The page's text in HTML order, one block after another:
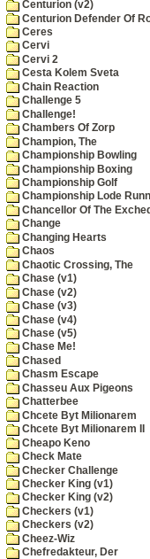
Centurion (v2)
Centurion Defender Of
Ceres
Cervi
Cervi 2
Cesta Kolem Sveta
Chain Reaction
Challenge 5
Challenge!
Chambers Of Zorp
Champion, The
Championship Bowling
Championship Boxing
Championship Golf
Championship Lode
Chancellor Of The
Change
Changing Hearts
Chaos
Chaotic Crossing, The
Chase (v1)
Chase (v2)
Chase (v3)
Chase (v4)
Chase (v5)
Chase Me!
Chased
Chasm Escape
Chasseu Aux Pigeons
Chatterbee
Chcete Byt Milionarem
Chcete Byt Milionarem II
Cheapo Keno
Check Mate
Checker Challenge
Checker King (v1)
Checker King (v2)
Checkers (v1)
Checkers (v2)
Cheez-Wiz
Chefredakteur, Der